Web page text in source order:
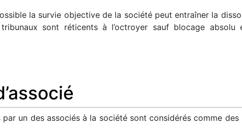
la survie objective de la société peut entraîner la
sont réticents à l’octroyer sauf blocage absolu
un des associés à la société sont considérés comme